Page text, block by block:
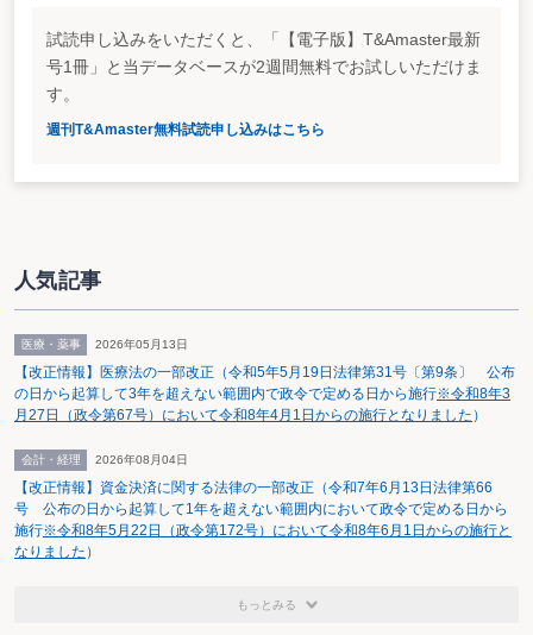
試読申し込みをいただくと、「【電子版】T&Amaster最新
号1冊」と当データベースが2週間無料でお試しいただけま
す。
週刊T&Amaster無料試読申し込みはこちら
人気記事
医療・薬事 2026年05月13日
【改正情報】医療法の一部改正（令和5年5月19日法律第31号〔第9条〕 公布
の日から起算して3年を超えない範囲内で政令で定める日から施行※令和8年3
月27日（政令第67号）において令和8年4月1日からの施行となりました ）
会計・経理 2026年08月04日
【改正情報】資金決済に関する法律の一部改正（令和7年6月13日法律第66
号 公布の日から起算して1年を超えない範囲内において政令で定める日から
施行※令和8年5月22日（政令第172号）において令和8年6月1日からの施行と
なりました ）
もっとみる